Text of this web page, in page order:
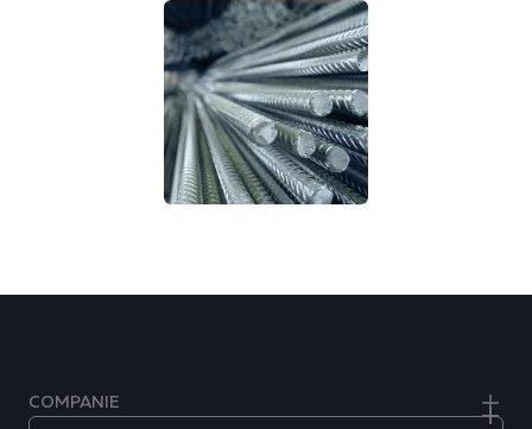
COMPANIE